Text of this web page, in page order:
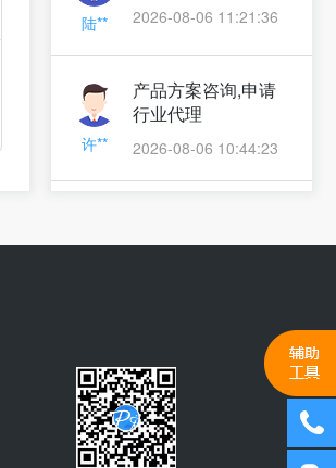
陆** 2026-08-06 11:21:36
许**
产品方案咨询,申请
行业代理
2026-08-06 10:44:23
齐**
寻求项目合作,申请
2026-08-06 10:11:36
产品方案咨询,索要